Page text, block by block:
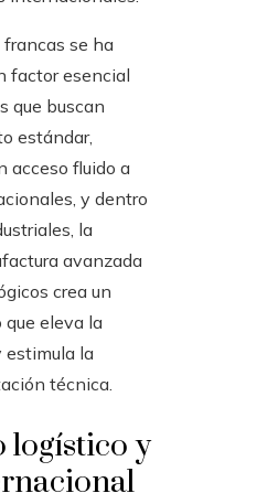
francas se ha
factor esencial
que buscan
estándar,
acceso fluido a
y dentro
la
avanzada
crea un
eleva la
estimula la
técnica.
logístico y